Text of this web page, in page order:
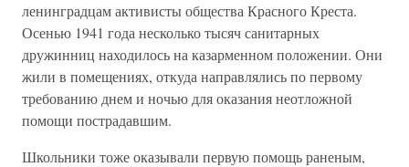
ленинградцам активисты общества Красного Креста.
Осенью 1941 года несколько тысяч санитарных
дружинниц находилось на казарменном положении. Они
жили в помещениях, откуда направлялись по первому
требованию днем и ночью для оказания неотложной
помощи пострадавшим.
Школьники тоже оказывали первую помощь раненым,